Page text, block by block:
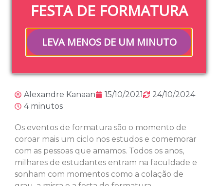
FESTA DE FORMATURA
LEVA MENOS DE UM MINUTO
para começar
uma comissão de
Alexandre Kanaan 15/10/2021
24/10/2024
4 minutos
Os eventos de formatura são o momento de
coroar mais um ciclo nos estudos e comemorar
com as pessoas que amamos. Todos os anos,
milhares de estudantes entram na faculdade e
sonham com momentos como a colação de